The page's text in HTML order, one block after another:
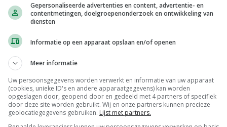
anders is. Blijkbaar zetten ook grote bedrijven de
trekken ze hun conclusie. Zeker voor deze
zijn.'
'We moeten zorgen dat we ondernemers blijven
te laten toepassen. Zo zijn ze bij het project
Wij gaan ook door. Het doel om te komen op
Gepersonaliseerde advertenties en content, advertentie- en
contentmetingen, doelgroepenonderzoek en ontwikkeling van
diensten
Informatie op een apparaat opslaan en/of openen
Meer informatie
Uw persoonsgegevens worden verwerkt en informatie van uw apparaat
(cookies, unieke ID's en andere apparaatgegevens) kan worden
opgeslagen door, geopend door en gedeeld met 4 partners of specifiek
door deze site worden gebruikt. Wij en onze partners kunnen precieze
geolocatiegegevens gebruiken. Lijst met partners.